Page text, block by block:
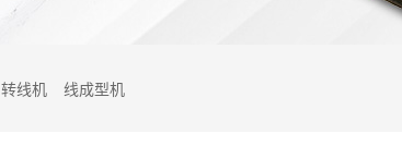
转线机 线成型机